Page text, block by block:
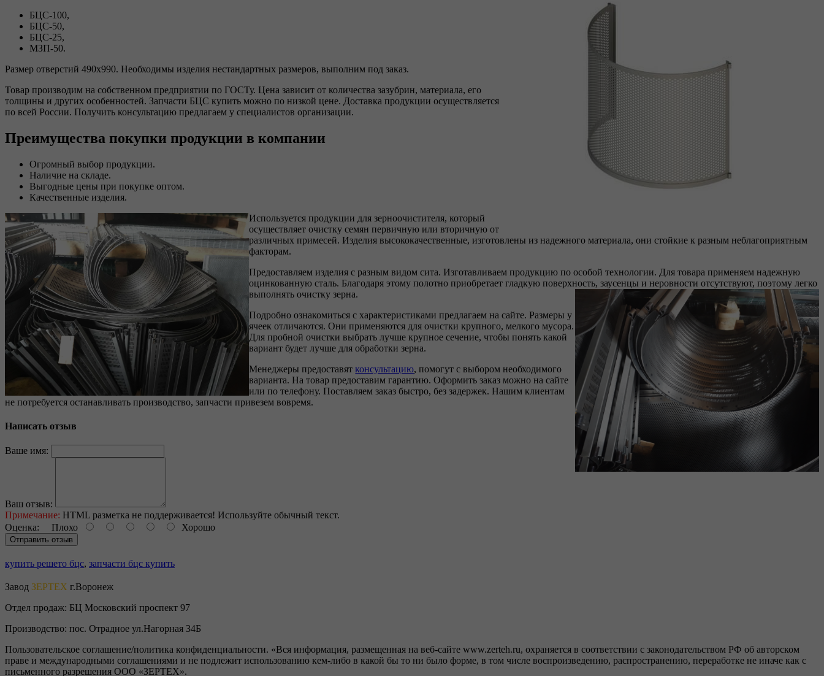
БЦС-100,
БЦС-50,
БЦС-25,
МЗП-50.
Размер отверстий 490х990. Необходимы изделия нестандартных размеров, выполним под заказ.
Товар производим на собственном предприятии по ГОСТу. Цена зависит от количества зазубрин, материала, его
толщины и других особенностей. Запчасти БЦС купить можно по низкой цене. Доставка продукции осуществляется
по всей России. Получить консультацию предлагаем у специалистов организации.
Преимущества покупки продукции в компании
Огромный выбор продукции.
Наличие на складе.
Выгодные цены при покупке оптом.
Качественные изделия.
Используется продукции для зерноочистителя, который
осуществляет очистку семян первичную или вторичную от
различных примесей. Изделия высококачественные, изготовлены из надежного материала, они стойкие к разным неблагоприятным
факторам.
Предоставляем изделия с разным видом сита. Изготавливаем продукцию по особой технологии. Для товара применяем надежную
оцинкованную сталь. Благодаря этому полотно приобретает гладкую поверхность, заусенцы и неровности отсутствуют, поэтому легко
выполнять очистку зерна.
Подробно ознакомиться с характеристиками предлагаем на сайте. Размеры у
ячеек отличаются. Они применяются для очистки крупного, мелкого мусора.
Для пробной очистки выбрать лучше крупное сечение, чтобы понять какой
вариант будет лучше для обработки зерна.
Менеджеры предоставятконсультацию, помогут с выбором необходимого
варианта. На товар предоставим гарантию. Оформить заказ можно на сайте
или по телефону. Поставляем заказ быстро, без задержек. Нашим клиентам
не потребуется останавливать производство, запчасти привезем вовремя.
Написать отзыв
Ваше имя:
Ваш отзыв:
Примечание: HTML разметка не поддерживается! Используйте обычный текст.
Оценка: Плохо Хорошо
Отправить отзыв
купить решето бцс, запчасти бцс купить
Завод ЗЕРТЕХ г.Воронеж
Отдел продаж: БЦ Московский проспект 97
Производство: пос. Отрадное ул.Нагорная 34Б
Пользовательское соглашение/политика конфиденциальности. «Вся информация, размещенная на веб-сайте www.zerteh.ru, охраняется в соответствии с законодательством РФ об авторском
праве и международными соглашениями и не подлежит использованию кем-либо в какой бы то ни было форме, в том числе воспроизведению, распространению, переработке не иначе как с
письменного разрешения ООО «ЗЕРТЕХ».